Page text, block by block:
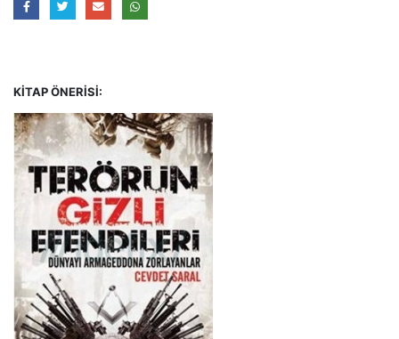
KITAP ÖNERISI: